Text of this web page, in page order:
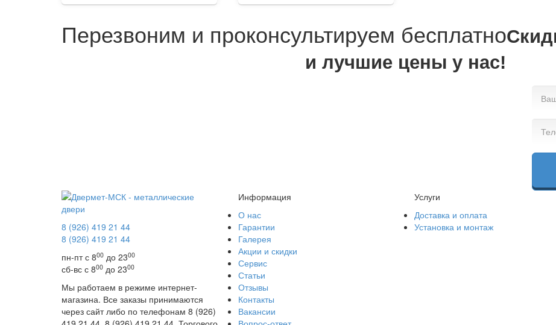
Перезвоним и проконсультируем бесплатно
и лучшие цены у нас!
8 (926) 419 21 44
8 (926) 419 21 44
пн-пт с 800 до 2300
сб-вс с 800 до 2300
Мы работаем в режиме интернет-
магазина. Все заказы принимаются
через сайт либо по телефонам 8 (926)
Информация
О нас
Гарантии
Галерея
Акции и скидки
Сервис
Статьи
Отзывы
Контакты
Вакансии
Услуги
Доставка и оплата
Установка и монтаж